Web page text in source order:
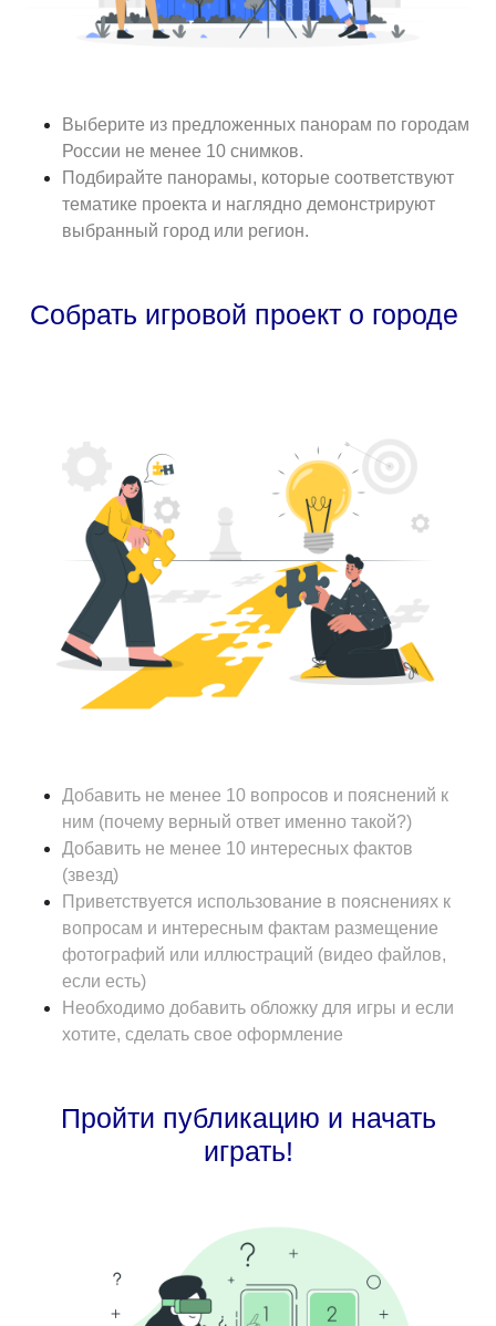
Выберите из предложенных панорам по городам
России не менее 10 снимков.
Подбирайте панорамы, которые соответствуют
тематике проекта и наглядно демонстрируют
выбранный город или регион.
Собрать игровой проект о городе
Добавить не менее 10 вопросов и пояснений к
ним (почему верный ответ именно такой?)
Добавить не менее 10 интересных фактов
(звезд)
Приветствуется использование в пояснениях к
вопросам и интересным фактам размещение
фотографий или иллюстраций (видео файлов,
если есть)
Необходимо добавить обложку для игры и если
хотите, сделать свое оформление
Пройти публикацию и начать
играть!